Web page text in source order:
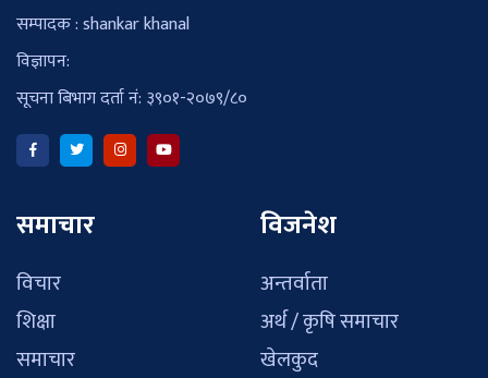
सम्पादक : shankar khanal
विज्ञापन:
सूचना बिभाग दर्ता नं: ३९०१-२०७९/८०
समाचार
विचार
शिक्षा
समाचार
विजनेश
अन्तर्वाता
अर्थ / कृषि समाचार
खेलकुद